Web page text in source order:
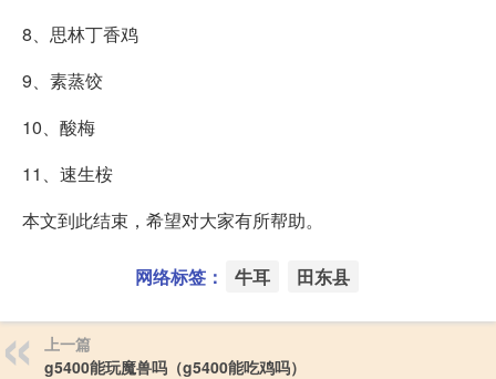
8、思林丁香鸡
9、素蒸饺
10、酸梅
11、速生桉
本文到此结束，希望对大家有所帮助。
网络标签： 牛耳 田东县
上一篇
g5400能玩魔兽吗（g5400能吃鸡吗）